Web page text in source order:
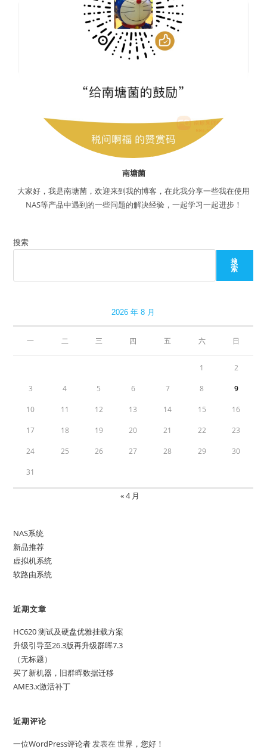
南塘菌
大家好，我是南塘菌，欢迎来到我的博客，在此我分享一些我在使用
NAS等产品中遇到的一些问题的解决经验，一起学习一起进步！
搜索
搜
索
2026 年 8 月
一 二 三 四 五 六 日
1 2
3 4 5 6 7 8 9
10 11 12 13 14 15 16
17 18 19 20 21 22 23
24 25 26 27 28 29 30
31
« 4 月
NAS系统
新品推荐
虚拟机系统
软路由系统
近期文章
HC620 测试及硬盘优雅挂载方案
升级引导至26.3版再升级群晖7.3
（无标题）
买了新机器，旧群晖数据迁移
AME3.x激活补丁
近期评论
一位WordPress评论者发表在世界，您好！